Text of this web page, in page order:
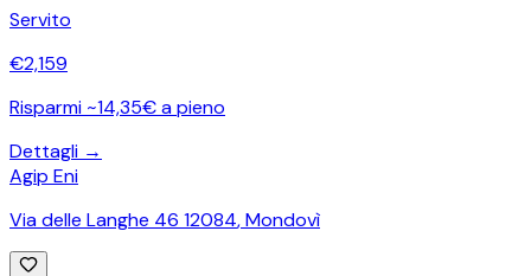
Servito
€2,159
Risparmi ~14,35€ a pieno
Dettagli →
Agip Eni
Via delle Langhe 46 12084,Mondovì